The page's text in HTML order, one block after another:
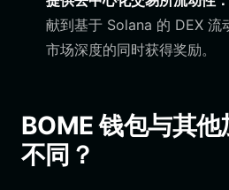
献到基于 Solana 的 DEX 流
市场深度的同时获得奖励。
BOME 钱包与其
不同？